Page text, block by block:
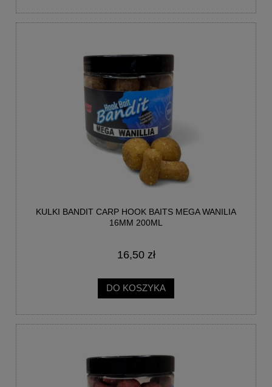
KULKI BANDIT CARP HOOK BAITS MEGA WANILIA
16MM 200ML
16,50 zł
DO KOSZYKA